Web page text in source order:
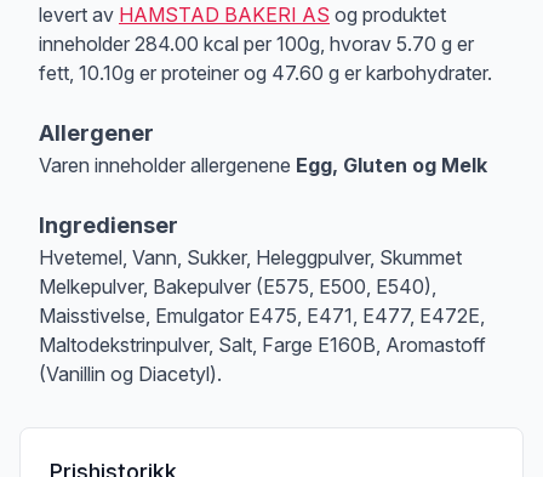
levert av HAMSTAD BAKERI AS og produktet
inneholder 284.00 kcal per 100g, hvorav 5.70 g er
fett, 10.10g er proteiner og 47.60 g er karbohydrater.
Allergener
Varen inneholder allergenene Egg, Gluten og Melk
Ingredienser
Hvetemel, Vann, Sukker, Heleggpulver, Skummet
Melkepulver, Bakepulver (E575, E500, E540),
Maisstivelse, Emulgator E475, E471, E477, E472E,
Maltodekstrinpulver, Salt, Farge E160B, Aromastoff
(Vanillin og Diacetyl).
Prishistorikk